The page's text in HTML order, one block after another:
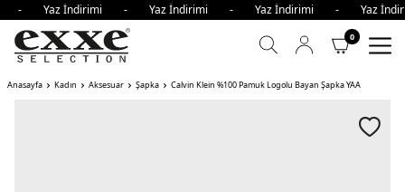
- Yaz İndirimi - Yaz İndirimi - Yaz İndirimi -
0
Anasayfa Kadın Aksesuar Şapka Calvin Klein %100 Pamuk Logolu Bayan Şapka YAA